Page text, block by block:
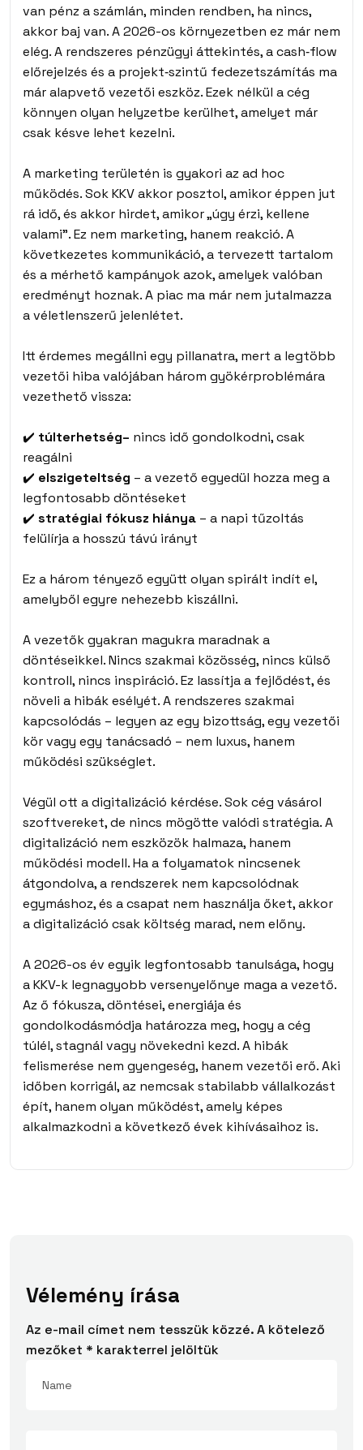
van pénz a számlán, minden rendben, ha nincs,
akkor baj van. A 2026-os környezetben ez már nem
elég. A rendszeres pénzügyi áttekintés, a cash‑flow
előrejelzés és a projekt‑szintű fedezetszámítás ma
már alapvető vezetői eszköz. Ezek nélkül a cég
könnyen olyan helyzetbe kerülhet, amelyet már
csak késve lehet kezelni.
A marketing területén is gyakori az ad hoc
működés. Sok KKV akkor posztol, amikor éppen jut
rá idő, és akkor hirdet, amikor „úgy érzi, kellene
valami”. Ez nem marketing, hanem reakció. A
következetes kommunikáció, a tervezett tartalom
és a mérhető kampányok azok, amelyek valóban
eredményt hoznak. A piac ma már nem jutalmazza
a véletlenszerű jelenlétet.
Itt érdemes megállni egy pillanatra, mert a legtöbb
vezetői hiba valójában három gyökérproblémára
vezethető vissza:
✔️ túlterhetség– nincs idő gondolkodni, csak
reagálni
✔️ elszigeteltség – a vezető egyedül hozza meg a
legfontosabb döntéseket
✔️ stratégiai fókusz hiánya – a napi tűzoltás
felülírja a hosszú távú irányt
Ez a három tényező együtt olyan spirált indít el,
amelyből egyre nehezebb kiszállni.
A vezetők gyakran magukra maradnak a
döntéseikkel. Nincs szakmai közösség, nincs külső
kontroll, nincs inspiráció. Ez lassítja a fejlődést, és
növeli a hibák esélyét. A rendszeres szakmai
kapcsolódás – legyen az egy bizottság, egy vezetői
kör vagy egy tanácsadó – nem luxus, hanem
működési szükséglet.
Végül ott a digitalizáció kérdése. Sok cég vásárol
szoftvereket, de nincs mögötte valódi stratégia. A
digitalizáció nem eszközök halmaza, hanem
működési modell. Ha a folyamatok nincsenek
átgondolva, a rendszerek nem kapcsolódnak
egymáshoz, és a csapat nem használja őket, akkor
a digitalizáció csak költség marad, nem előny.
A 2026-os év egyik legfontosabb tanulsága, hogy
a KKV-k legnagyobb versenyelőnye maga a vezető.
Az ő fókusza, döntései, energiája és
gondolkodásmódja határozza meg, hogy a cég
túlél, stagnál vagy növekedni kezd. A hibák
felismerése nem gyengeség, hanem vezetői erő. Aki
időben korrigál, az nemcsak stabilabb vállalkozást
épít, hanem olyan működést, amely képes
alkalmazkodni a következő évek kihívásaihoz is.
Vélemény írása
Az e-mail címet nem tesszük közzé.A kötelező
mezőket * karakterrel jelöltük